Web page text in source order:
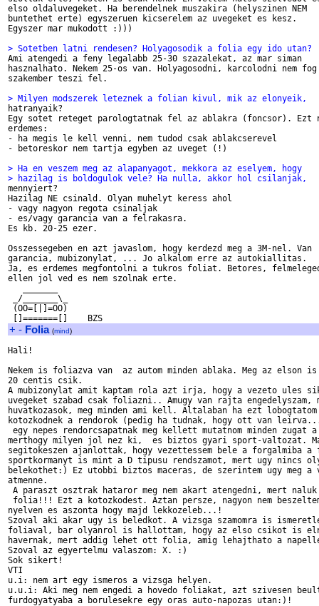
elso oldaluvegeket. Ha berendelnek muszakira (helyszinen NEM
buntethet erte) egyszeruen kicserelem az uvegeket es kesz.
Egyszer mar mukodott :)))
> Sotetben latni rendesen? Holyagosodik a folia egy ido utan?
Ami atengedi a feny legalabb 25-30 szazalekat, az mar siman
hasznalhato. Nekem 25-os van. Holyagosodni, karcolodni nem fog
szakember teszi fel.
> Milyen modszerek leteznek a folian kivul, mik az elonyeik,
hatranyaik?
Egy sotet reteget parologtatnak fel az ablakra (foncsor). Ezt
erdemes:
- ha megis le kell venni, nem tudod csak ablakcserevel
- betoreskor nem tartja egyben az uveget (!)
> Ha en veszem meg az alapanyagot, mekkora az eselyem, hogy
> hazilag is boldogulok vele? Ha nulla, akkor hol csilanjak,
mennyiert?
Hazilag NE csinald. Olyan muhelyt keress ahol
- vagy nagyon regota csinaljak
- es/vagy garancia van a felrakasra.
Es kb. 20-25 ezer.
Osszessegeben en azt javaslom, hogy kerdezd meg a 3M-nel. Van
garancia, mubizonylat, ... Jo alkalom erre az autokiallitas.
Ja, es erdemes megfontolni a tukros foliat. Betores,
ellen jol ved es nem szolnak erte.
_/_______\_
(OO=[|]=OO)
+ - Folia (mind)
Hali!
Nekem is foliazva van  az autom minden ablaka. Meg az elson
20 centis csik.
A mubizonylat amit kaptam rola azt irja, hogy a vezeto ules
uvegeket szabad csak foliazni.. Amugy van rajta engedelyszam,
huvatkozasok, meg minden ami kell. Altalaban ha ezt
kotozkodnek a rendorok (pedig ha tudnak, hogy ott van
egy nepes rendorcsapatnak meg kellett mutatnom minden zugat
merthogy milyen jol nez ki,  es biztos gyari sport-valtozat.
segitokeszen ajanlottak, hogy vezettessem bele a forgalmiba
sportkormanyt is mint a D tipusu rendszamot, mert ugy nincs
belekothet:) Ez utobbi biztos maceras, de szerintem ugy meg
atmenne.
A paraszt osztrak hataror meg nem akart atengedni, mert
folia!!! Ezt a kotozkodest. Aztan persze, nagyon nem
nyelven es aszonta hogy majd lekkozeleb...!
Szoval aki akar ugy is beledkot. A vizsga szamomra is
foliaval, bar olyanrol is hallottam, hogy az elso csikot is
havernak, mert addig lehet ott folia, amig lehajthato a
Szoval az egyertelmu valaszom: X. :)
Sok sikert!
VTI
u.i: nem art egy ismeros a vizsga helyen.
u.u.i: Aki meg nem engedi a hovedo foliakat, azt szivesen
furdogyatyaba a borulesekre egy oras auto-napozas utan:)!